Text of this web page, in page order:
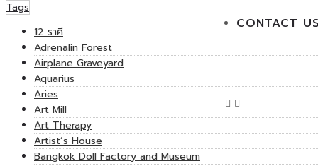
CONTACT
Tags
12 ราศี
Adrenalin Forest
Airplane Graveyard
Aquarius
Aries
Art Mill
Art Therapy
Artist’s House
Bangkok Doll Factory and Museum